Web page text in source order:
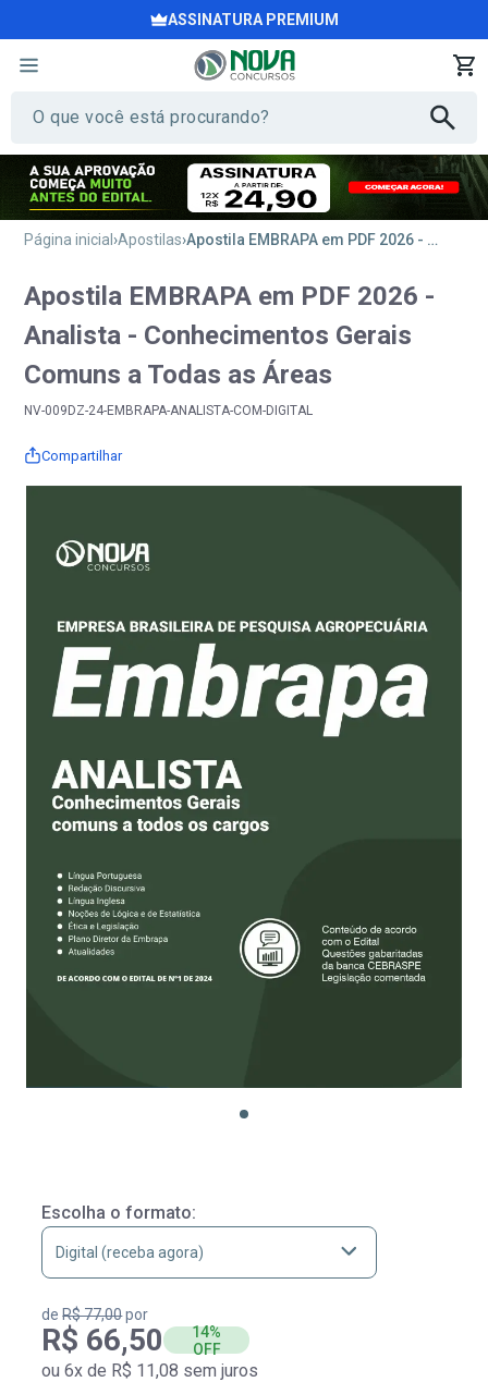
ASSINATURA PREMIUM
Página inicial Apostilas Apostila EMBRAPA em PDF 2026 - Analista - Conhecimentos Gerais Comuns a Todas as Áreas
Apostila EMBRAPA em PDF 2026 -
Analista - Conhecimentos Gerais
Comuns a Todas as Áreas
NV-009DZ-24-EMBRAPA-ANALISTA-COM-DIGITAL
Compartilhar
Escolha o formato:
deR$ 77,00por
R$ 66,50
14%
OFF
ou 6x de R$ 11,08 sem juros